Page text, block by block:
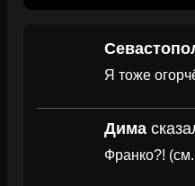
Я тоже
Дима
Франко?!